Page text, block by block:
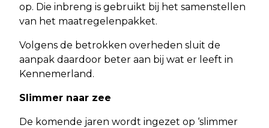
op. Die inbreng is gebruikt bij het samenstellen
van het maatregelenpakket.
Volgens de betrokken overheden sluit de
aanpak daardoor beter aan bij wat er leeft in
Kennemerland.
Slimmer naar zee
De komende jaren wordt ingezet op ‘slimmer